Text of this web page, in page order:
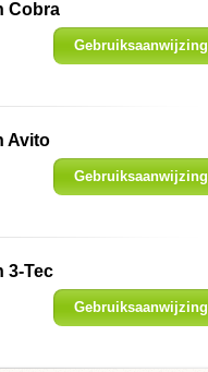
Cobra
Gebruiksaanwijzing
Avito
Gebruiksaanwijzing
3-Tec
Gebruiksaanwijzing